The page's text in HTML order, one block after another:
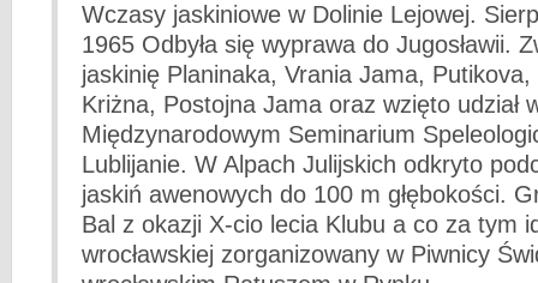
Wczasy jaskiniowe w Dolinie Lejowej.
1965 Odbyła się wyprawa do Jugosławii.
jaskinię Planinaka, Vrania Jama,
Kriżna, Postojna Jama oraz wzięto udział
Międzynarodowym Seminarium
Lublijanie. W Alpach Julijskich odkryto
jaskiń awenowych do 100 m głębokości.
Bal z okazji X-cio lecia Klubu a co za tym
wrocławskiej zorganizowany w Piwnicy